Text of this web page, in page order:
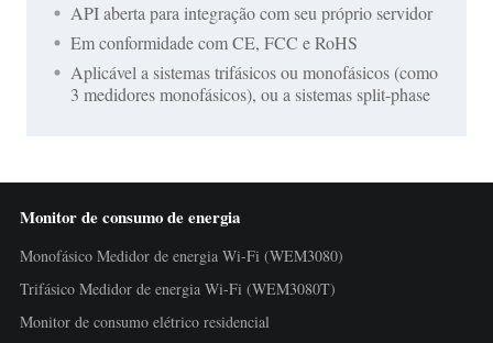
API aberta para integração com seu próprio servidor
Em conformidade com CE, FCC e RoHS
Aplicável a sistemas trifásicos ou monofásicos (como
3 medidores monofásicos), ou a sistemas split-phase
Monitor de consumo de energia
Monofásico Medidor de energia Wi-Fi (WEM3080)
Trifásico Medidor de energia Wi-Fi (WEM3080T)
Monitor de consumo elétrico residencial